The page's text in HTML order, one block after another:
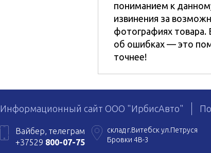
пониманием к
извинения за
фотографиях
об ошибках — это
точнее!
Информационный сайт ООО "ИрбисАвто"
Вайбер, телеграм
+37529 800-07-75
склад г.Витебск ул.Петруся
Бровки 4В-3